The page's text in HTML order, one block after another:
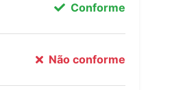
Conforme
Não conforme